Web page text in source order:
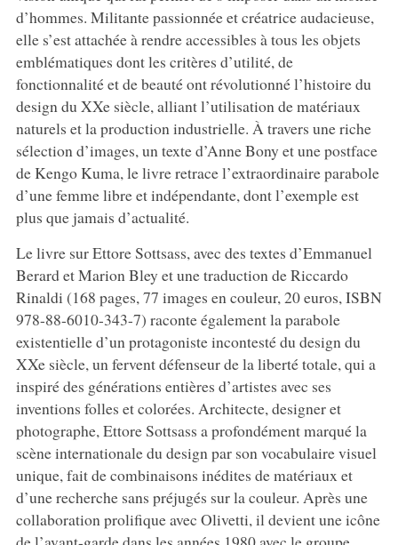
d’hommes. Militante passionnée et créatrice audacieuse,
elle s’est attachée à rendre accessibles à tous les objets
emblématiques dont les critères d’utilité, de
fonctionnalité et de beauté ont révolutionné l’histoire du
design du XXe siècle, alliant l’utilisation de matériaux
naturels et la production industrielle. À travers une riche
sélection d’images, un texte d’Anne Bony et une postface
de Kengo Kuma, le livre retrace l’extraordinaire parabole
d’une femme libre et indépendante, dont l’exemple est
plus que jamais d’actualité.
Le livre sur Ettore Sottsass, avec des textes d’Emmanuel
Berard et Marion Bley et une traduction de Riccardo
Rinaldi (168 pages, 77 images en couleur, 20 euros, ISBN
978-88-6010-343-7) raconte également la parabole
existentielle d’un protagoniste incontesté du design du
XXe siècle, un fervent défenseur de la liberté totale, qui a
inspiré des générations entières d’artistes avec ses
inventions folles et colorées. Architecte, designer et
photographe, Ettore Sottsass a profondément marqué la
scène internationale du design par son vocabulaire visuel
unique, fait de combinaisons inédites de matériaux et
d’une recherche sans préjugés sur la couleur. Après une
collaboration prolifique avec Olivetti, il devient une icône